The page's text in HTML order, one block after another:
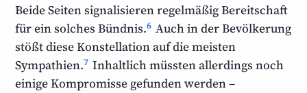
Beide Seiten signalisieren regelmäßig Bereitschaft
für ein solches Bündnis.6 Auch in der Bevölkerung
stößt diese Konstellation auf die meisten
Sympathien.7 Inhaltlich müssten allerdings noch
einige Kompromisse gefunden werden –